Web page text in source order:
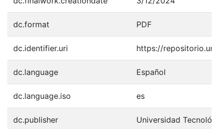
dc.format PDF
dc.identifier.uri https://
dc.language Español
dc.language.iso es
dc.publisher Universidad